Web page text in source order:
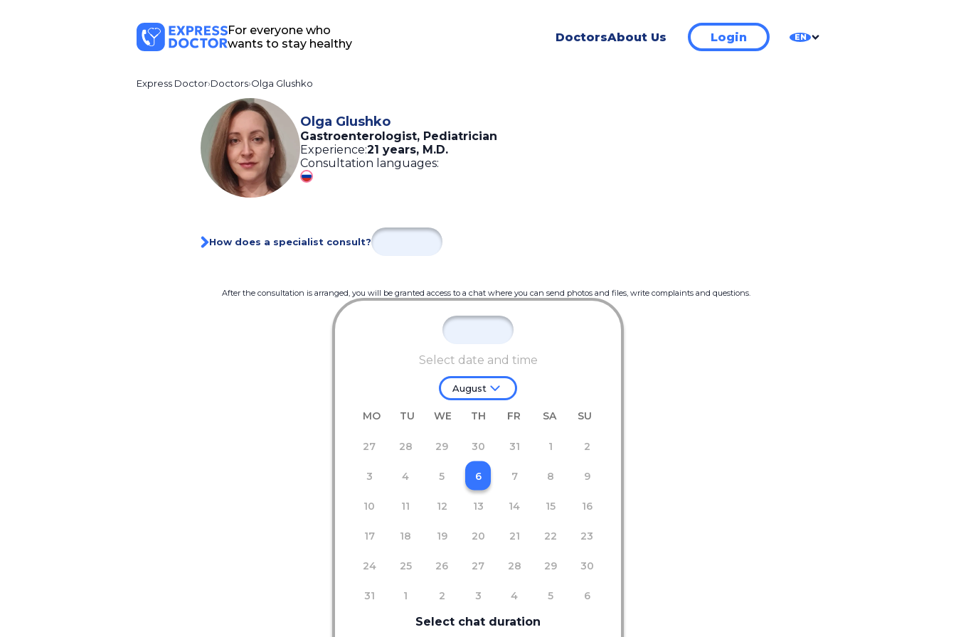
For everyone who
wants to stay healthy
DoctorsAbout Us Login EN
Express Doctor Doctors Olga Glushko
Olga Glushko
Gastroenterologist, Pediatrician
Experience:21 years, M.D.
Consultation languages:
How does a specialist consult?
After the consultation is arranged, you will be granted access to a chat where you can send photos and files, write complaints and questions.
Select date and time
August
MO TU WE TH FR SA SU
27 28 29 30 31 1 2
3 4 5 6 7 8 9
10 11 12 13 14 15 16
17 18 19 20 21 22 23
24 25 26 27 28 29 30
31 1 2 3 4 5 6
Select chat duration